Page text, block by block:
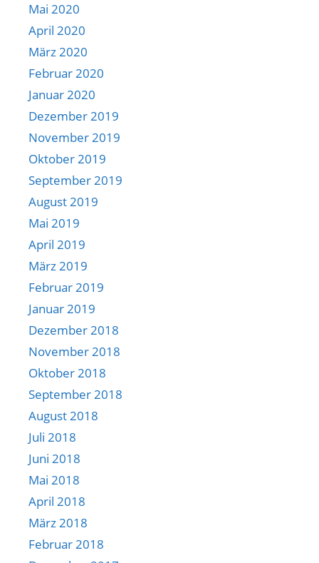
Mai 2020
April 2020
März 2020
Februar 2020
Januar 2020
Dezember 2019
November 2019
Oktober 2019
September 2019
August 2019
Mai 2019
April 2019
März 2019
Februar 2019
Januar 2019
Dezember 2018
November 2018
Oktober 2018
September 2018
August 2018
Juli 2018
Juni 2018
Mai 2018
April 2018
März 2018
Februar 2018